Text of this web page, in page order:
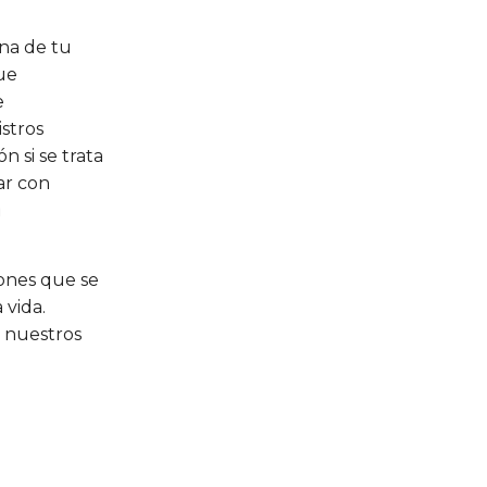
de tu
si se trata
con
que se
nuestros